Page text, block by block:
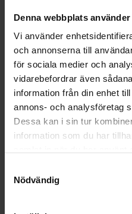
Denna webbplats
Vi använder
och annonserna till
för sociala medier och
vidarebefordrar även
information från din enhet
annons- och analysföretag
Dessa kan i sin tur
information som du har
Nödvändig
Koder Produktversioner
Produktkoder
GTIN
Kod